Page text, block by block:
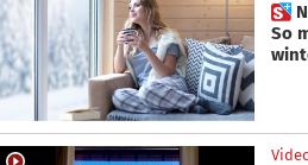
 Nicht kalt erwischen lassen:
So